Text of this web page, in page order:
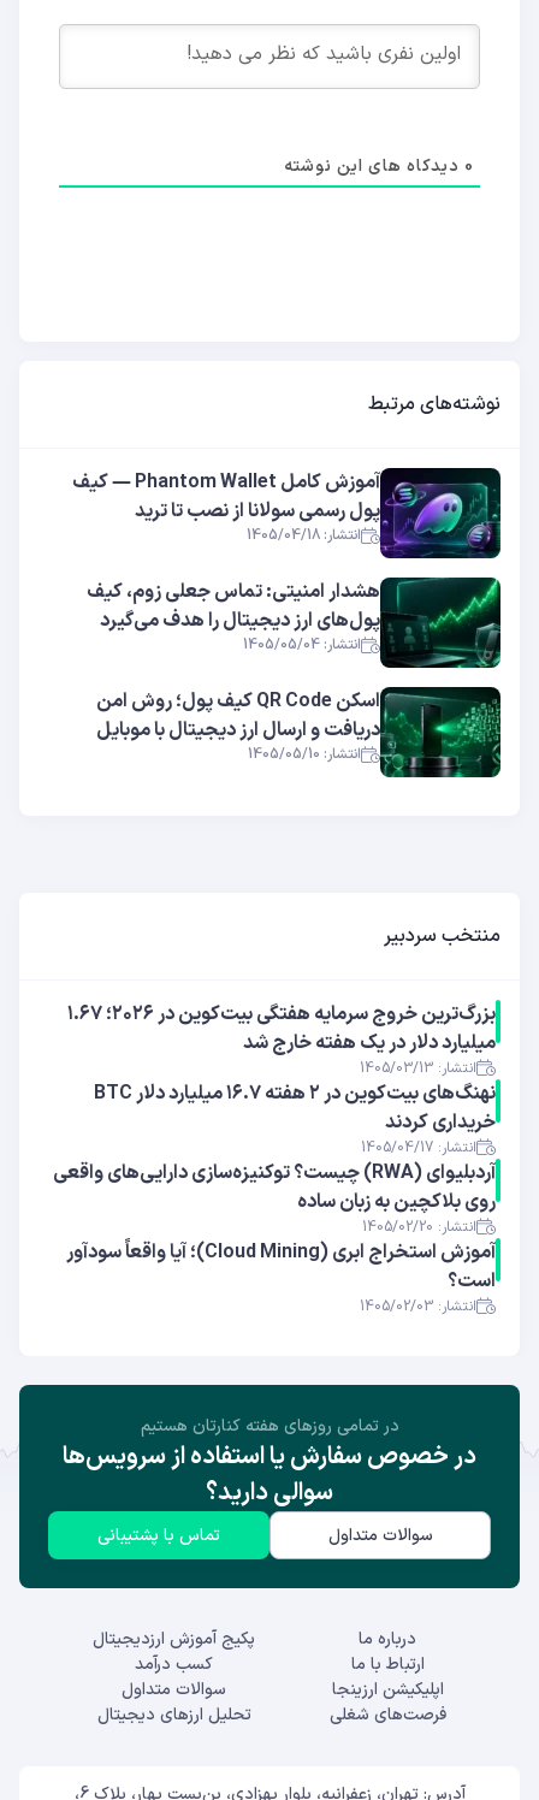
0 دیدکاه های این نوشته
نوشته‌های مرتبط
آموزش کامل Phantom Wallet — کیف
پول رسمی سولانا از نصب تا ترید
انتشار: 1405/04/18
هشدار امنیتی: تماس جعلی زوم، کیف
پول‌های ارز دیجیتال را هدف می‌گیرد
انتشار: 1405/05/04
اسکن QR Code کیف پول؛ روش امن
دریافت و ارسال ارز دیجیتال با موبایل
انتشار: 1405/05/10
منتخب سردبیر
بزرگ‌ترین خروج سرمایه هفتگی بیت‌کوین در ۲۰۲۶؛ ۱.۶۷
میلیارد دلار در یک هفته خارج شد
انتشار: 1405/03/13
نهنگ‌های بیت‌کوین در ۲ هفته ۱۶.۷ میلیارد دلار BTC
خریداری کردند
انتشار: 1405/04/17
آر‌دبلیوای (RWA) چیست؟ توکنیزه‌سازی دارایی‌های واقعی
روی بلاکچین به زبان ساده
انتشار: 1405/02/20
آموزش استخراج ابری (Cloud Mining)؛ آیا واقعاً سودآور
است؟
انتشار: 1405/02/03
در تمامی روز‌های هفته کنارتان هستیم
در خصوص سفارش یا استفاده از سرویس‌ها
سوالی دارید؟
سوالات متداول تماس با پشتیبانی
درباره ما
ارتباط با ما
اپلیکیشن ارزینجا
فرصت‌های شغلی
پکیج آموزش ارزدیجیتال
کسب درآمد
سوالات متداول
تحلیل ارزهای دیجیتال
آدرس: تهران، زعفرانیه، بلوار بهزادی، بن‌بست بهار، پلاک 6،